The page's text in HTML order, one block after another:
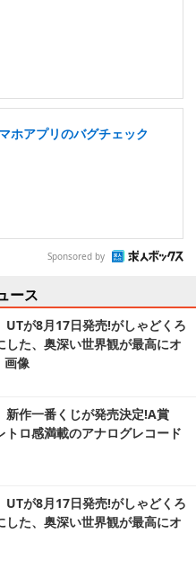
ホアプリのバグチェック
Sponsored by
ース
UTが8月17日発売!がしゃどくろ
した、奥深い世界観が最高にオ
画像
新作一番くじが発売決定!A賞
トロ感満載のアナログレコード
UTが8月17日発売!がしゃどくろ
した、奥深い世界観が最高にオ